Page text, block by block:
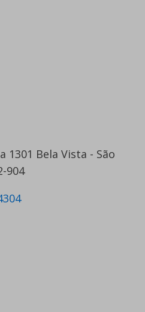
1301 Bela Vista - São
904